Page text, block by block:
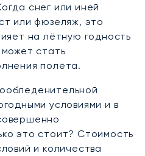
снег или иней
или фюзеляж, это
на лётную годность
стать
полёта.
условиями и в
это стоит? Стоимость
и количества